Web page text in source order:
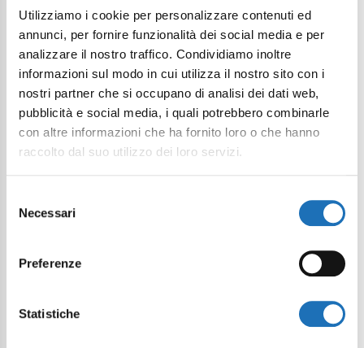
Utilizziamo i cookie per personalizzare contenuti ed
annunci, per fornire funzionalità dei social media e per
analizzare il nostro traffico. Condividiamo inoltre
informazioni sul modo in cui utilizza il nostro sito con i
nostri partner che si occupano di analisi dei dati web,
pubblicità e social media, i quali potrebbero combinarle
con altre informazioni che ha fornito loro o che hanno
raccolto dal suo utilizzo dei loro servizi.
delNecessari
Preferenze
Statistiche